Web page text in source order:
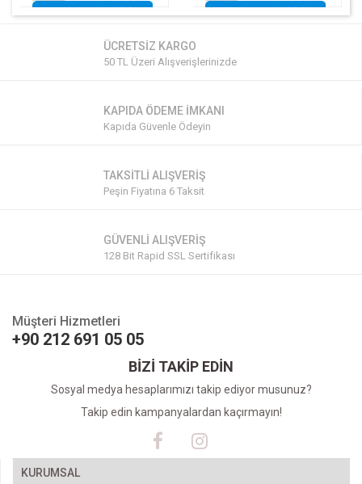
ÜCRETSİZ KARGO
50 TL Üzeri Alışverişlerinizde
KAPIDA ÖDEME İMKANI
Kapıda Güvenle Ödeyin
TAKSİTLİ ALIŞVERİŞ
Peşin Fiyatına 6 Taksit
GÜVENLİ ALIŞVERİŞ
128 Bit Rapid SSL Sertifikası
Müşteri Hizmetleri
+90 212 691 05 05
BİZİ TAKİP EDİN
Sosyal medya hesaplarımızı takip ediyor musunuz?
Takip edin kampanyalardan kaçırmayın!
KURUMSAL